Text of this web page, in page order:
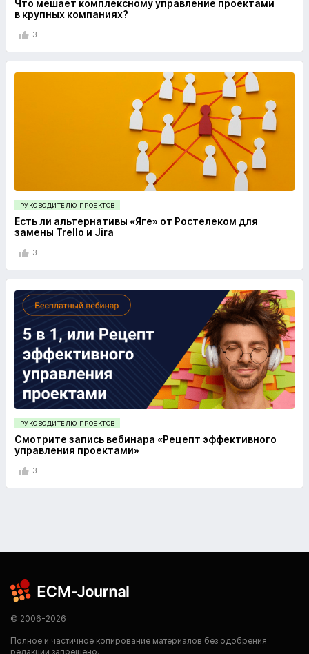
Что мешает комплексному управление проектами
в крупных компаниях?
3
РУКОВОДИТЕЛЮ ПРОЕКТОВ
Есть ли альтернативы «Яге» от Ростелеком для
замены Trello и Jira
3
РУКОВОДИТЕЛЮ ПРОЕКТОВ
Смотрите запись вебинара «Рецепт эффективного
управления проектами»
3
© 2006-2026
Полное и частичное копирование материалов без одобрения
редакции запрещено.